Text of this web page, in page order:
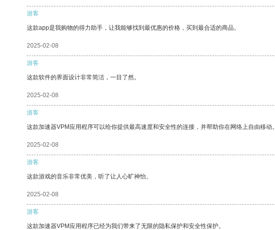
游客
这款app是我购物的得力助手，让我能够找到最优惠的价格，买到最合适的商品。
2025-02-08
游客
这款软件的界面设计非常简洁，一目了然。
2025-02-08
游客
这款加速器VPM应用程序可以给你提供最高速度和安全性的连接，并帮助你在网络上自由移动。
2025-02-08
游客
这款游戏的音乐非常优美，听了让人心旷神怡。
2025-02-08
游客
这款加速器VPM应用程序已经为我们带来了无限的隐私保护和安全性保护。